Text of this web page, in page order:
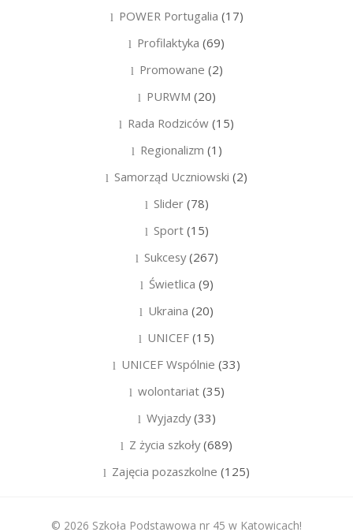
POWER Portugalia (17)
Profilaktyka (69)
Promowane (2)
PURWM (20)
Rada Rodziców (15)
Regionalizm (1)
Samorząd Uczniowski (2)
Slider(78)
Sport(15)
Sukcesy(267)
Świetlica (9)
Ukraina (20)
UNICEF (15)
UNICEF Wspólnie (33)
wolontariat(35)
Wyjazdy(33)
Z życia szkoły(689)
Zajęcia pozaszkolne (125)
© 2026 Szkoła Podstawowa nr 45 w Katowicach!